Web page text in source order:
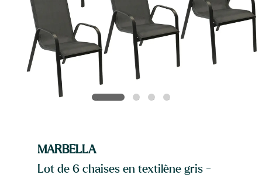
MARBELLA
Lot de 6 chaises en textilène gris -